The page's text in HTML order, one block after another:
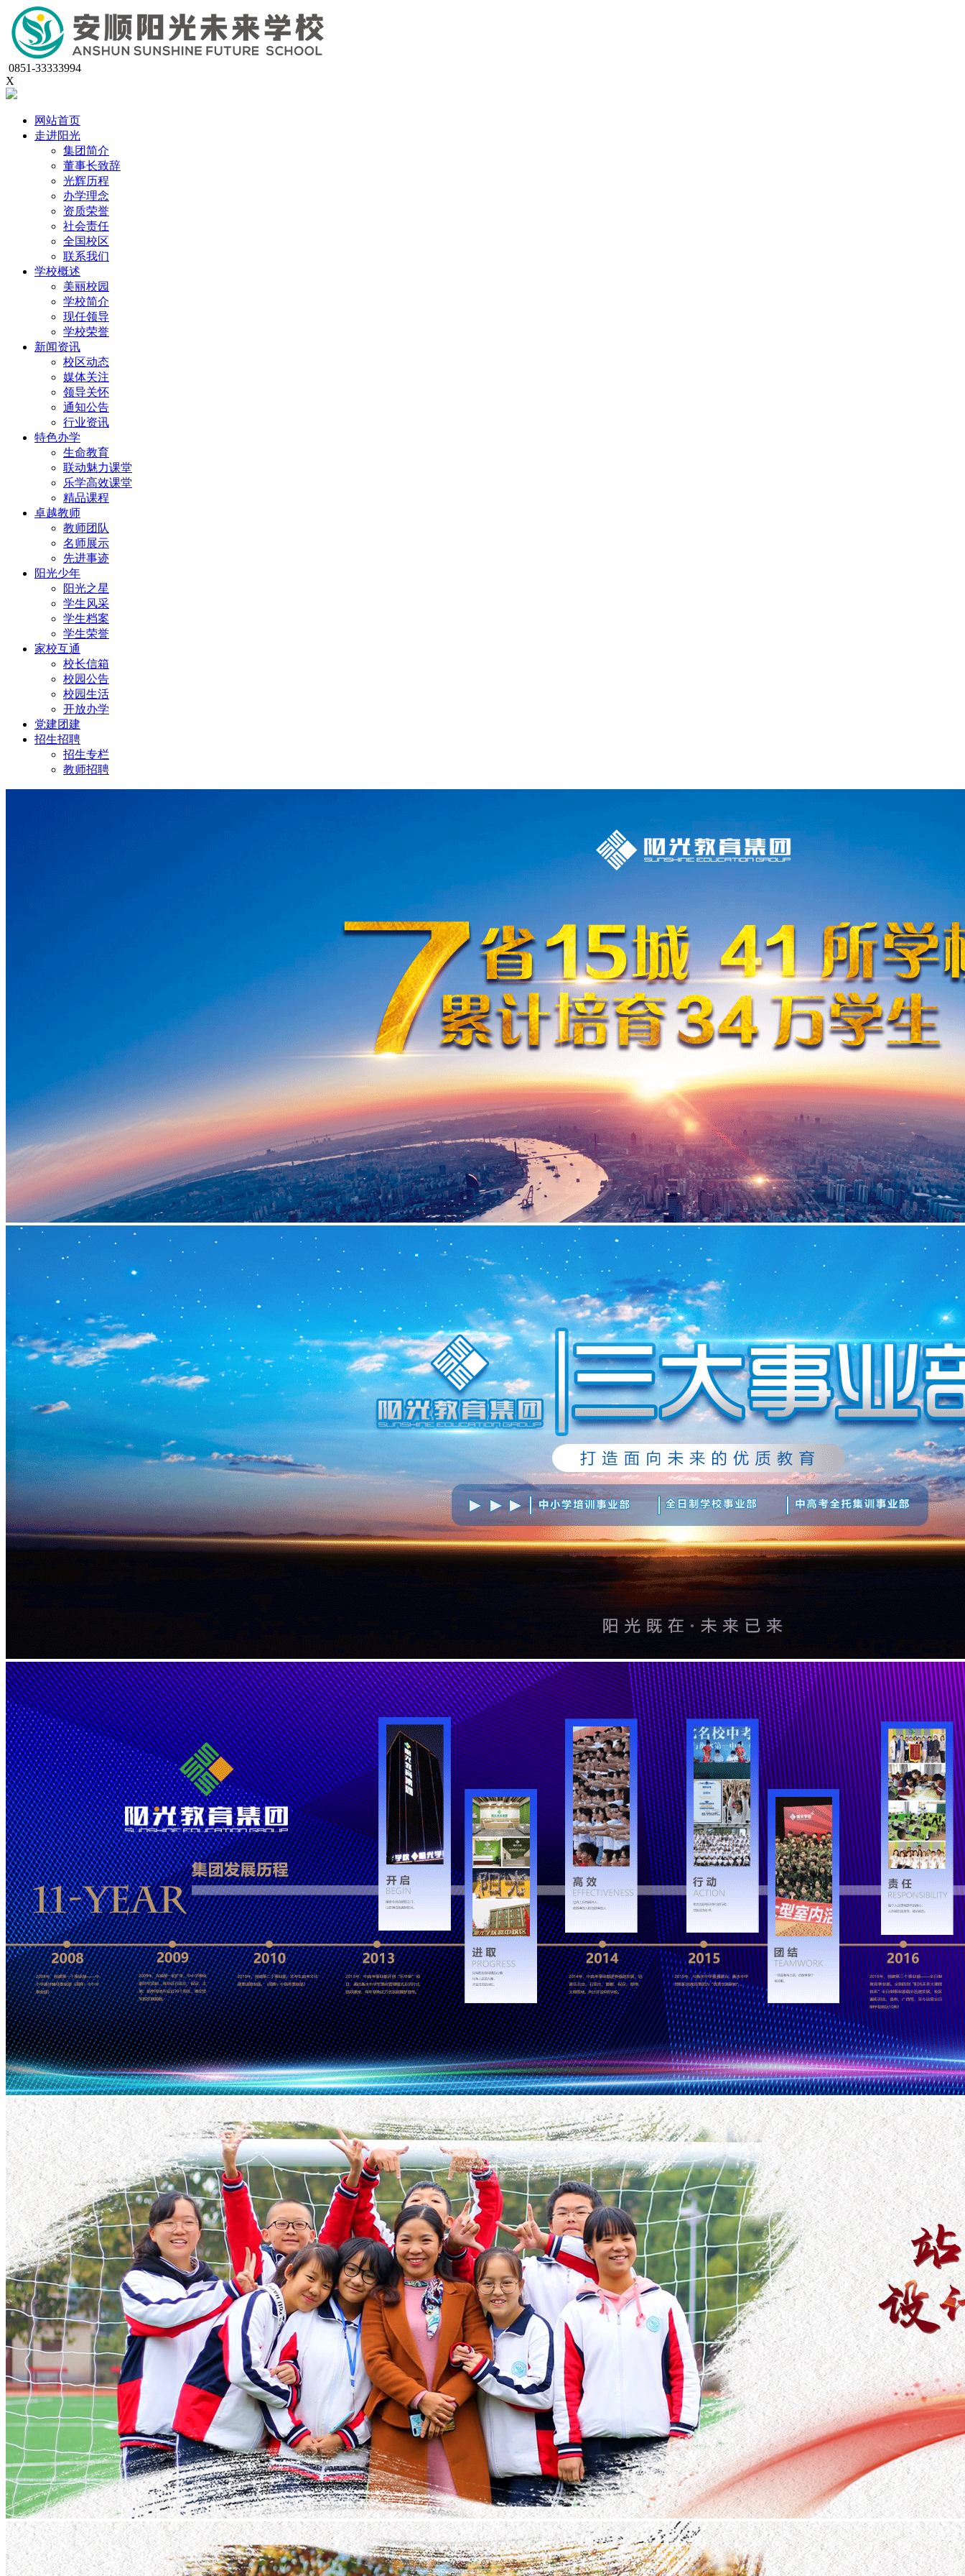
0851-33333994
X
网站首页
走进阳光
集团简介
董事长致辞
光辉历程
办学理念
资质荣誉
社会责任
全国校区
联系我们
学校概述
美丽校园
学校简介
现任领导
学校荣誉
新闻资讯
校区动态
媒体关注
领导关怀
通知公告
行业资讯
特色办学
生命教育
联动魅力课堂
乐学高效课堂
精品课程
卓越教师
教师团队
名师展示
先进事迹
阳光少年
阳光之星
学生风采
学生档案
学生荣誉
家校互通
校长信箱
校园公告
校园生活
开放办学
党建团建
招生招聘
招生专栏
教师招聘